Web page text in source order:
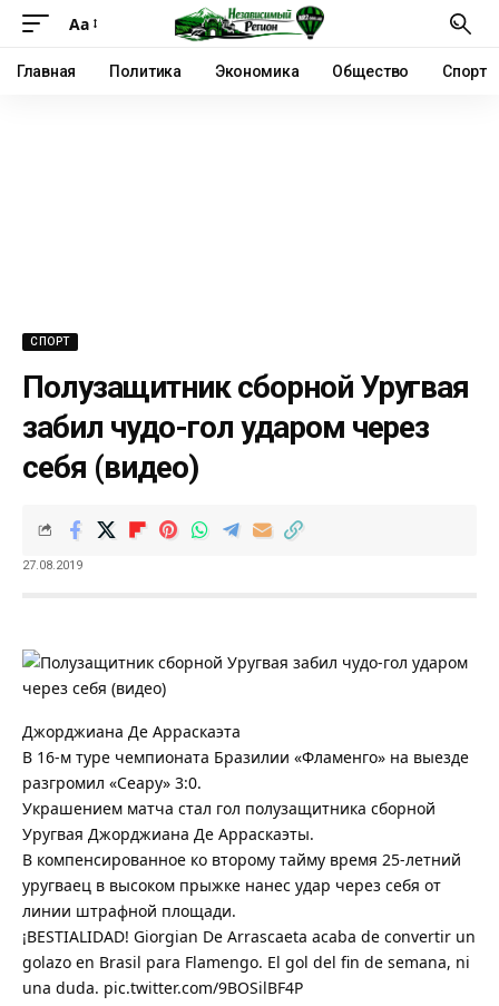
Аа
Главная Политика Экономика Общество Спорт
СПОРТ
Полузащитник сборной Уругвая
забил чудо-гол ударом через
себя (видео)
27.08.2019
Джорджиана Де Арраскаэта
В 16-м туре чемпионата Бразилии «Фламенго» на выезде
разгромил «Сеару» 3:0.
Украшением матча стал гол полузащитника сборной
Уругвая Джорджиана Де Арраскаэты.
В компенсированное ко второму тайму время 25-летний
уругваец в высоком прыжке нанес удар через себя от
линии штрафной площади.
¡BESTIALIDAD! Giorgian De Arrascaeta acaba de convertir un
golazo en Brasil para Flamengo. El gol del fin de semana, ni
una duda. pic.twitter.com/9BOSilBF4P